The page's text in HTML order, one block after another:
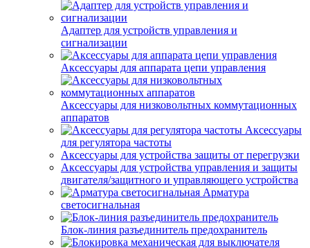
Адаптер для устройств управления и
сигнализации
Аксессуары для аппарата цепи управления
Аксессуары для низковольтных коммутационных
аппаратов
Аксессуары
для регулятора частоты
Аксессуары для устройства защиты от перегрузки
Аксессуары для устройства управления и защиты
двигателя/защитного и управляющего устройства
Арматура
светосигнальная
Блок-линия разъединитель предохранитель